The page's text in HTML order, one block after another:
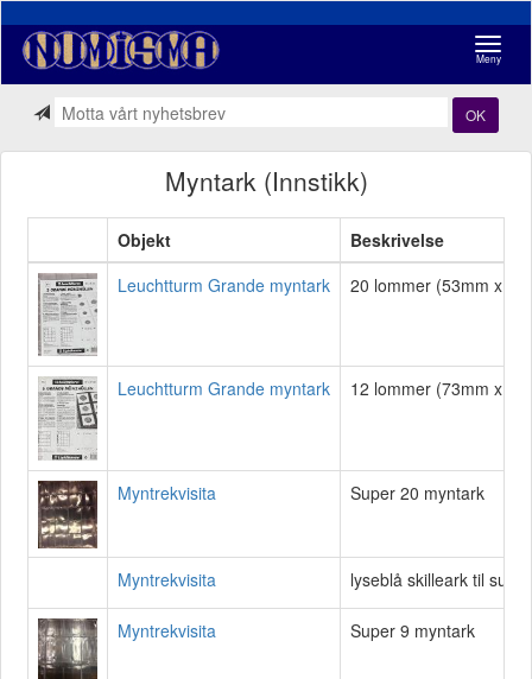
Meny
OK
Myntark (Innstikk)
Objekt
Beskrivelse
Leuchtturm Grande myntark
20 lommer (53mm x
Leuchtturm Grande myntark 12 lommer (73mm x
Myntrekvisita Super 20 myntark
Myntrekvisita lyseblå skilleark til
Myntrekvisita Super 9 myntark